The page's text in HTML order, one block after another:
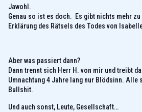
Jawohl.
Genau so ist es doch. Es gibt nichts mehr
Erklärung des Rätsels des Todes von
Aber was passiert dann?
Dann trennt sich Herr H. von mir und treibt
Umnachtung 4 Jahre lang nur Blödsinn. Alle
Bullshit.
Und auch sonst, Leute, Gesellschaft…